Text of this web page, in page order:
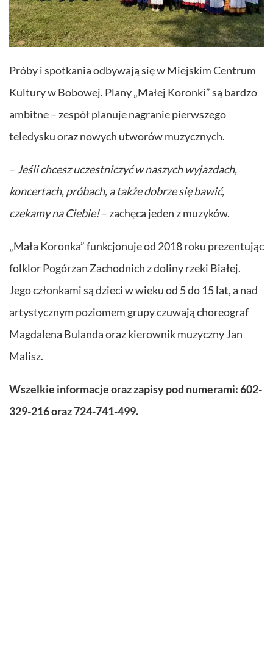
Próby i spotkania odbywają się w Miejskim Centrum
Kultury w Bobowej. Plany „Małej Koronki” są bardzo
ambitne – zespół planuje nagranie pierwszego
teledysku oraz nowych utworów muzycznych.
– Jeśli chcesz uczestniczyć w naszych wyjazdach,
koncertach, próbach, a także dobrze się bawić,
czekamy na Ciebie!– zachęca jeden z muzyków.
„Mała Koronka” funkcjonuje od 2018 roku prezentując
folklor Pogórzan Zachodnich z doliny rzeki Białej.
Jego członkami są dzieci w wieku od 5 do 15 lat, a nad
artystycznym poziomem grupy czuwają choreograf
Magdalena Bulanda oraz kierownik muzyczny Jan
Malisz.
Wszelkie informacje oraz zapisy pod numerami: 602-
329-216 oraz 724-741-499.